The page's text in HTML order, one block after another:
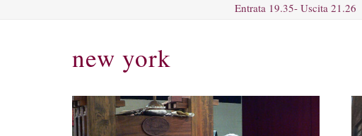
Entrata 19.35- Uscita 21.26
new york